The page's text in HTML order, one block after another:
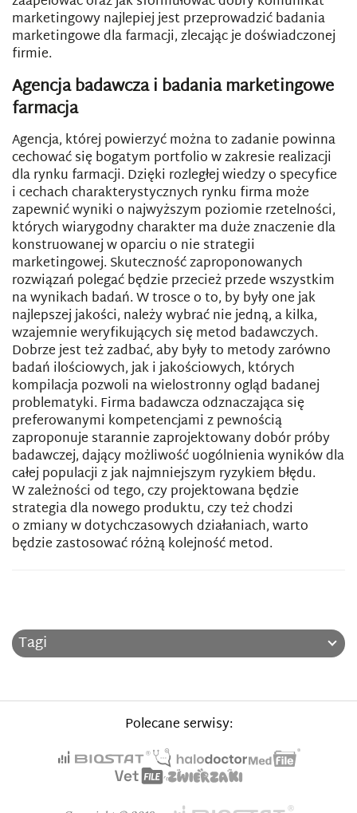
marketingowy najlepiej jest przeprowadzić badania
marketingowe dla farmacji, zlecając je doświadczonej
firmie.
Agencja badawcza i badania marketingowe
farmacja
Agencja, której powierzyć można to zadanie powinna
cechować się bogatym portfolio w zakresie realizacji
dla rynku farmacji. Dzięki rozległej wiedzy o specyfice
i cechach charakterystycznych rynku firma może
zapewnić wyniki o najwyższym poziomie rzetelności,
których wiarygodny charakter ma duże znaczenie dla
konstruowanej w oparciu o nie strategii
marketingowej. Skuteczność zaproponowanych
rozwiązań polegać będzie przecież przede wszystkim
na wynikach badań. W trosce o to, by były one jak
najlepszej jakości, należy wybrać nie jedną, a kilka,
wzajemnie weryfikujących się metod badawczych.
Dobrze jest też zadbać, aby były to metody zarówno
badań ilościowych, jak i jakościowych, których
kompilacja pozwoli na wielostronny ogląd badanej
problematyki. Firma badawcza odznaczająca się
preferowanymi kompetencjami z pewnością
zaproponuje starannie zaprojektowany dobór próby
badawczej, dający możliwość uogólnienia wyników dla
całej populacji z jak najmniejszym ryzykiem błędu.
W zależności od tego, czy projektowana będzie
strategia dla nowego produktu, czy też chodzi
o zmiany w dotychczasowych działaniach, warto
będzie zastosować różną kolejność metod.
Tagi
Polecane serwisy: